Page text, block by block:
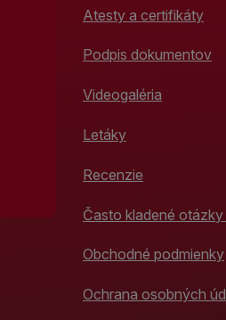
Atesty a certifikáty
Podpis dokumentov
Videogaléria
Letáky
Recenzie
Často kladené otázky
Obchodné podmienky
Ochrana osobných